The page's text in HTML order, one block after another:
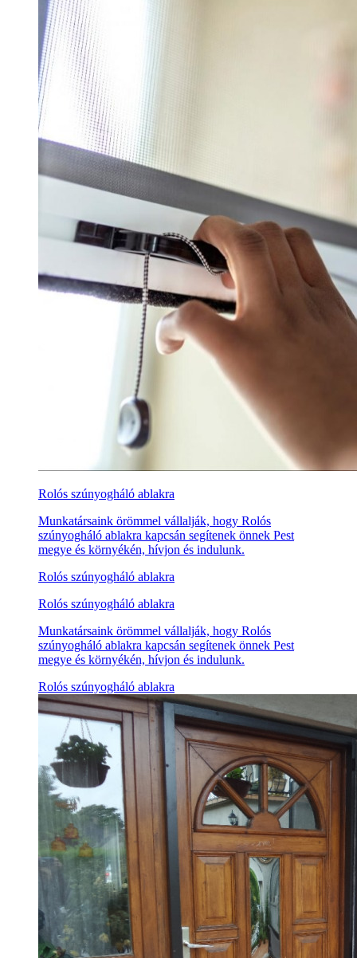
Rolós szúnyogháló ablakra
Munkatársaink örömmel vállalják, hogy Rolós
szúnyogháló ablakra kapcsán segítenek önnek Pest
megye és környékén, hívjon és indulunk.
Rolós szúnyogháló ablakra
Rolós szúnyogháló ablakra
Munkatársaink örömmel vállalják, hogy Rolós
szúnyogháló ablakra kapcsán segítenek önnek Pest
megye és környékén, hívjon és indulunk.
Rolós szúnyogháló ablakra